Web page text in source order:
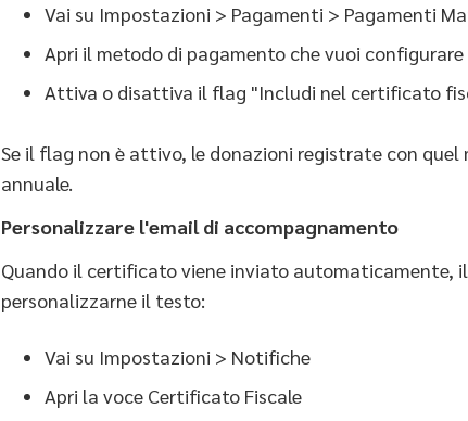
Vai su Impostazioni > Pagamenti > Pagamenti
Apri il metodo di pagamento che vuoi configurare
Attiva o disattiva il flag "Includi nel certificato
Se il flag non è attivo, le donazioni registrate con
annuale.
Personalizzare l'email di accompagnamento
Quando il certificato viene inviato automaticamente,
personalizzarne il testo:
Vai su Impostazioni > Notifiche
Apri la voce Certificato Fiscale